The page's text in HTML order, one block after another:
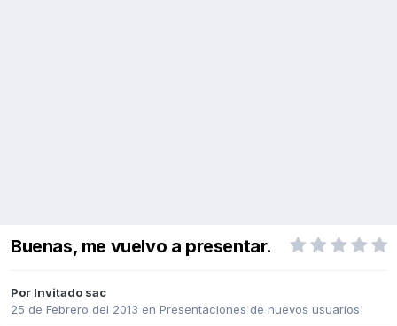
Buenas, me vuelvo a presentar.
Por Invitado sac
25 de Febrero del 2013 en Presentaciones de nuevos usuarios